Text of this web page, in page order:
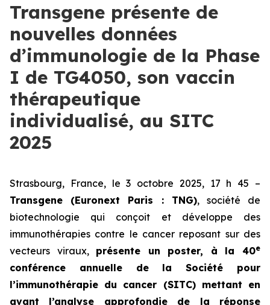
Transgene présente de
nouvelles données
d’immunologie de la Phase
I de TG4050, son vaccin
thérapeutique
individualisé, au SITC
2025
Strasbourg, France, le 3 octobre 2025, 17 h 45 –
Transgene (Euronext Paris : TNG), société de
biotechnologie qui conçoit et développe des
immunothérapies contre le cancer reposant sur des
vecteurs viraux, présente un poster, à la 40e
conférence annuelle de la Société pour
l’immunothérapie du cancer (SITC) mettant en
avant l’analyse approfondie de la réponse